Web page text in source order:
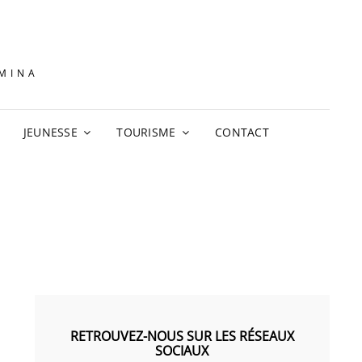
JEUNESSE TOURISME CONTACT
RETROUVEZ-NOUS SUR LES RÉSEAUX
SOCIAUX